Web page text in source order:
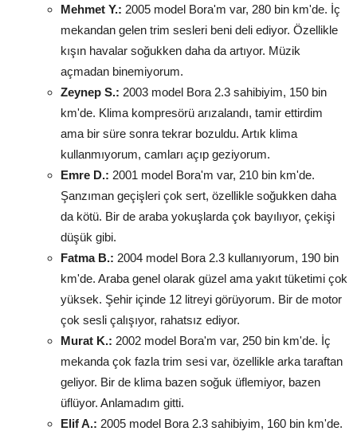
Mehmet Y.: 2005 model Bora'm var, 280 bin km'de. İç
mekandan gelen trim sesleri beni deli ediyor. Özellikle
kışın havalar soğukken daha da artıyor. Müzik
açmadan binemiyorum.
Zeynep S.: 2003 model Bora 2.3 sahibiyim, 150 bin
km'de. Klima kompresörü arızalandı, tamir ettirdim
ama bir süre sonra tekrar bozuldu. Artık klima
kullanmıyorum, camları açıp geziyorum.
Emre D.: 2001 model Bora'm var, 210 bin km'de.
Şanzıman geçişleri çok sert, özellikle soğukken daha
da kötü. Bir de araba yokuşlarda çok bayılıyor, çekişi
düşük gibi.
Fatma B.: 2004 model Bora 2.3 kullanıyorum, 190 bin
km'de. Araba genel olarak güzel ama yakıt tüketimi çok
yüksek. Şehir içinde 12 litreyi görüyorum. Bir de motor
çok sesli çalışıyor, rahatsız ediyor.
Murat K.: 2002 model Bora'm var, 250 bin km'de. İç
mekanda çok fazla trim sesi var, özellikle arka taraftan
geliyor. Bir de klima bazen soğuk üflemiyor, bazen
üflüyor. Anlamadım gitti.
Elif A.: 2005 model Bora 2.3 sahibiyim, 160 bin km'de.